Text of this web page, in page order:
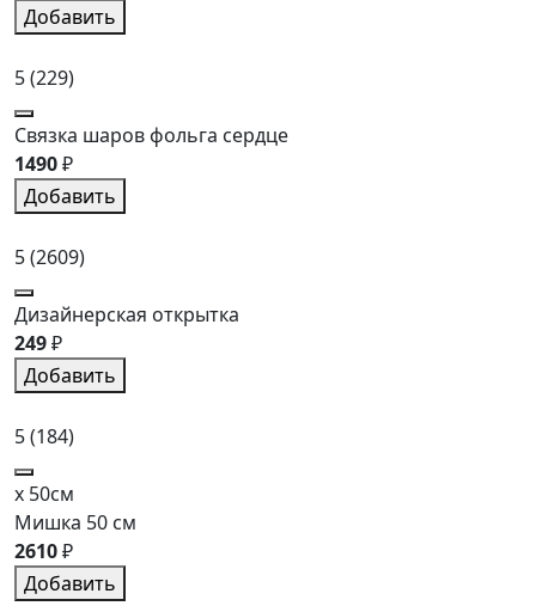
Добавить
5(229)
Связка шаров фольга сердце
1490₽
Добавить
5(2609)
Дизайнерская открытка
249₽
Добавить
5(184)
x 50см
Мишка 50 см
2610₽
Добавить